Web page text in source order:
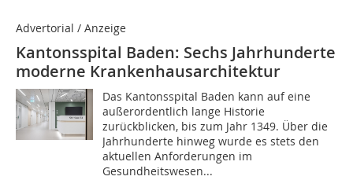
Advertorial / Anzeige
Kantonsspital Baden: Sechs Jahrhunderte
moderne Krankenhausarchitektur
Das Kantonsspital Baden kann auf eine
außerordentlich lange Historie
zurückblicken, bis zum Jahr 1349. Über die
Jahrhunderte hinweg wurde es stets den
aktuellen Anforderungen im
Gesundheitswesen...